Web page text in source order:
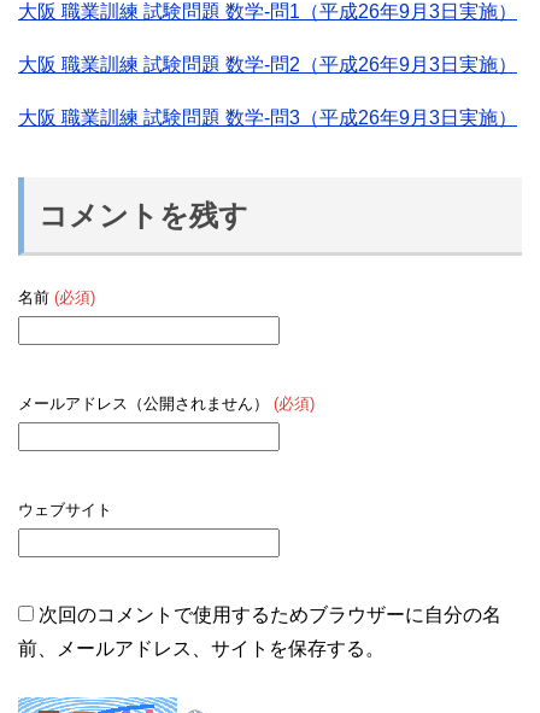
大阪 職業訓練 試験問題 数学-問1（平成26年9月3日実施）
大阪 職業訓練 試験問題 数学-問2（平成26年9月3日実施）
大阪 職業訓練 試験問題 数学-問3（平成26年9月3日実施）
コメントを残す
名前 (必須)
メールアドレス（公開されません） (必須)
ウェブサイト
次回のコメントで使用するためブラウザーに自分の名
前、メールアドレス、サイトを保存する。